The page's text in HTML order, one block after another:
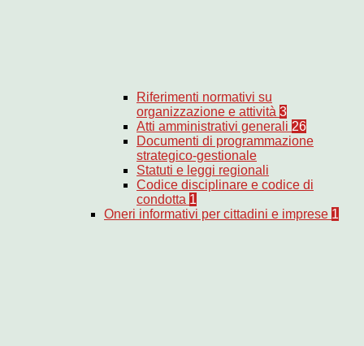
Riferimenti normativi su
organizzazione e attività 3
Atti amministrativi generali 26
Documenti di programmazione
strategico-gestionale
Statuti e leggi regionali
Codice disciplinare e codice di
condotta 1
Oneri informativi per cittadini e imprese 1